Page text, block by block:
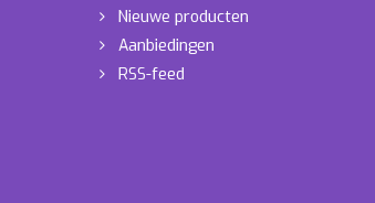
Nieuwe producten
Aanbiedingen
RSS-feed